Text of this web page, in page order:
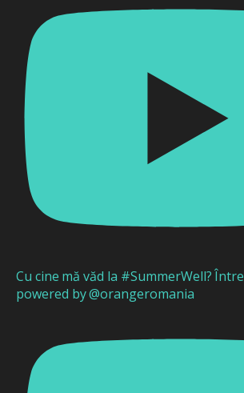
Cu cine mă văd la #SummerWell?
powered by @orangeromania